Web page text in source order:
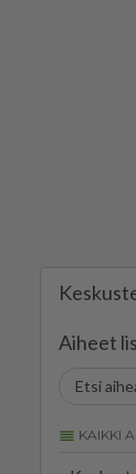
Aiheet
KAIKKI